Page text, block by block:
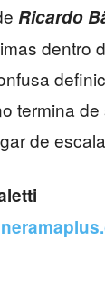
Ricardo
dentro
termina
de